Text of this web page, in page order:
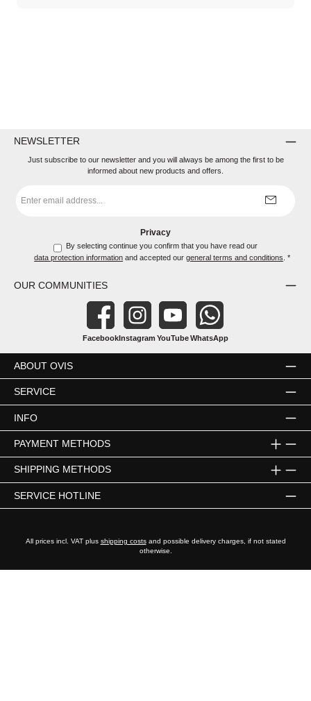
NEWSLETTER
Just subscribe to our newsletter and you will always be among the first to be
informed about new products and offers.
address
Privacy
data protection information and accepted ourgeneral terms and conditions .*
OUR COMMUNITIES
Facebook Instagram YouTubeWhatsApp
ABOUT OVIS
SERVICE
INFO
PAYMENT METHODS
SHIPPING METHODS
SERVICE HOTLINE
All prices incl. VAT plus shipping costsand possible delivery charges, if not stated
otherwise.